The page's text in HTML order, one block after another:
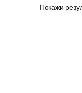
Покажи